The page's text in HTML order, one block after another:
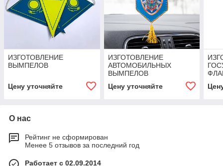
ИЗГОТОВЛЕНИЕ
ВЫМПЕЛОВ
Цену уточняйте
ИЗГОТОВЛЕНИЕ
АВТОМОБИЛЬНЫХ
ВЫМПЕЛОВ
Цену уточняйте
О нас
Рейтинг не сформирован
Менее 5 отзывов за последний год
Работает с 02.09.2014